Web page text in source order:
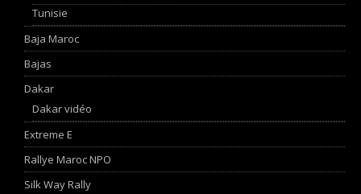
Tunisie
Baja Maroc
Bajas
Dakar
Dakar vidéo
Extreme E
Rallye Maroc NPO
Silk Way Rally